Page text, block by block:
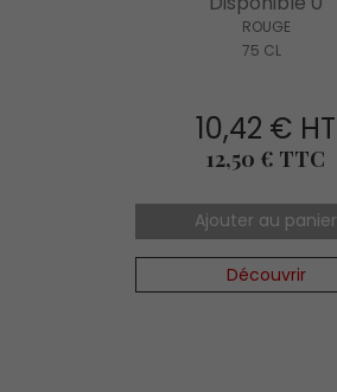
ROUGE
75 CL
10,42 € HT
Prix
12,50 € TTC
Ajouter au panier
Découvrir